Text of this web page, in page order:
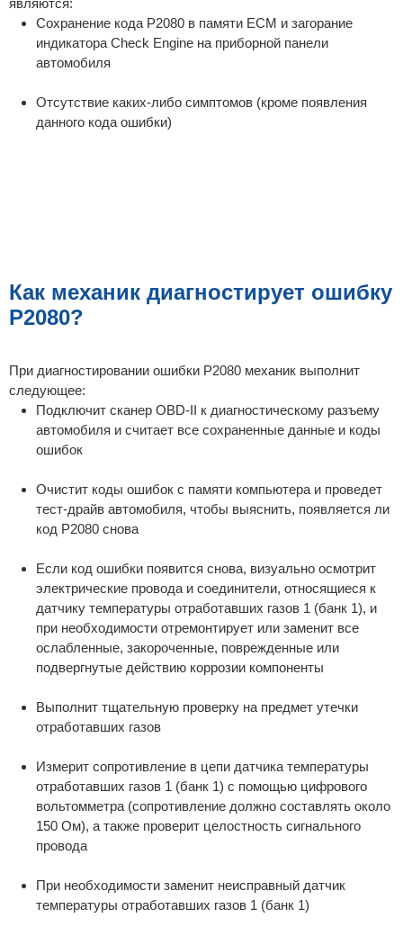
являются:
Сохранение кода P2080 в памяти ECM и загорание
индикатора Check Engine на приборной панели
автомобиля
Отсутствие каких-либо симптомов (кроме появления
данного кода ошибки)
Как механик диагностирует ошибку
P2080?
При диагностировании ошибки P2080 механик выполнит
следующее:
Подключит сканер OBD-II к диагностическому разъему
автомобиля и считает все сохраненные данные и коды
ошибок
Очистит коды ошибок с памяти компьютера и проведет
тест-драйв автомобиля, чтобы выяснить, появляется ли
код P2080 снова
Если код ошибки появится снова, визуально осмотрит
электрические провода и соединители, относящиеся к
датчику температуры отработавших газов 1 (банк 1), и
при необходимости отремонтирует или заменит все
ослабленные, закороченные, поврежденные или
подвергнутые действию коррозии компоненты
Выполнит тщательную проверку на предмет утечки
отработавших газов
Измерит сопротивление в цепи датчика температуры
отработавших газов 1 (банк 1) с помощью цифрового
вольтомметра (сопротивление должно составлять около
150 Ом), а также проверит целостность сигнального
провода
При необходимости заменит неисправный датчик
температуры отработавших газов 1 (банк 1)